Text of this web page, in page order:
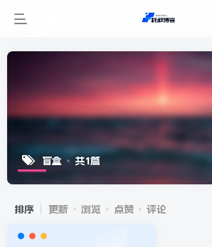
盲盒 共1篇
排序 更新 浏览 点赞 评论